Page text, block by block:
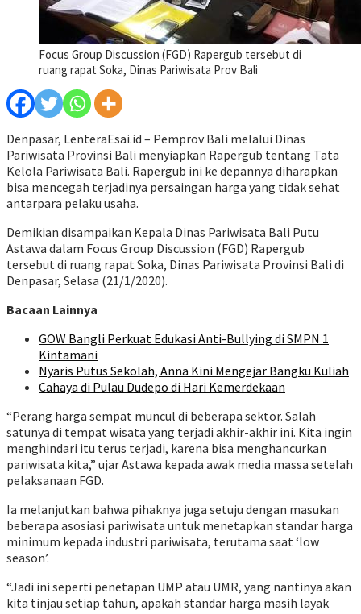
Focus Group Discussion (FGD) Rapergub tersebut di
ruang rapat Soka, Dinas Pariwisata Prov Bali
Denpasar, LenteraEsai.id – Pemprov Bali melalui Dinas
Pariwisata Provinsi Bali menyiapkan Rapergub tentang Tata
Kelola Pariwisata Bali. Rapergub ini ke depannya diharapkan
bisa mencegah terjadinya persaingan harga yang tidak sehat
antarpara pelaku usaha.
Demikian disampaikan Kepala Dinas Pariwisata Bali Putu
Astawa dalam Focus Group Discussion (FGD) Rapergub
tersebut di ruang rapat Soka, Dinas Pariwisata Provinsi Bali di
Denpasar, Selasa (21/1/2020).
Bacaan Lainnya
GOW Bangli Perkuat Edukasi Anti-Bullying di SMPN 1
Kintamani
Nyaris Putus Sekolah, Anna Kini Mengejar Bangku Kuliah
Cahaya di Pulau Dudepo di Hari Kemerdekaan
“Perang harga sempat muncul di beberapa sektor. Salah
satunya di tempat wisata yang terjadi akhir-akhir ini. Kita ingin
menghindari itu terus terjadi, karena bisa menghancurkan
pariwisata kita,” ujar Astawa kepada awak media massa setelah
pelaksanaan FGD.
Ia melanjutkan bahwa pihaknya juga setuju dengan masukan
beberapa asosiasi pariwisata untuk menetapkan standar harga
minimum kepada industri pariwisata, terutama saat ‘low
season’.
“Jadi ini seperti penetapan UMP atau UMR, yang nantinya akan
kita tinjau setiap tahun, apakah standar harga masih layak